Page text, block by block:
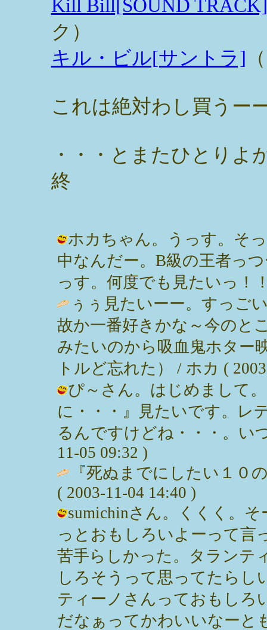
Kill Bill[SOUND TRACK]
ク）
キル・ビル[サントラ]
これは絶対わし買うー
・・・とまたひとりよ
終
ホカちゃん。うっす。そ
中なんだー。B級の王者っ
っす。何度でも見たいっ！
ぅぅ見たいーー。すっご
故か一番好きかな～今のと
みたいのから吸血鬼ホター
トルど忘れた） / ホカ (
ぴ～さん。はじめまして
に・・・』見たいです。レ
るんですけどね・・・。い
11-05 09:32 )
『死ぬまでにしたい１０
( 2003-11-04 14:40 )
sumichinさん。くくく。
っとおもしろいよーって言
苦手らしかった。タランテ
しろそうって思ってたらし
ティーノさんっておもしろ
だなぁってかわいいなーと